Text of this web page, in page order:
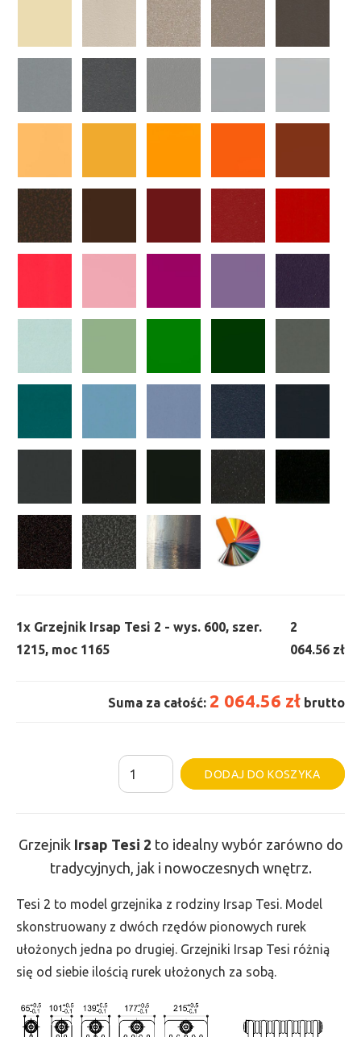
1x Grzejnik Irsap Tesi 2 - wys. 600, szer.
1215, moc 1165
2
064.56 zł
Suma za całość: 2 064.56 zł brutto
ilość
Grzejnik
-
wys.
600,
szer.
1215,
1165
DODAJ DO KOSZYKA
Grzejnik Irsap Tesi 2 to idealny wybór zarówno do
tradycyjnych, jak i nowoczesnych wnętrz.
Tesi 2 to model grzejnika z rodziny Irsap Tesi. Model
skonstruowany z dwóch rzędów pionowych rurek
ułożonych jedna po drugiej. Grzejniki Irsap Tesi różnią
się od siebie ilością rurek ułożonych za sobą.